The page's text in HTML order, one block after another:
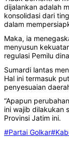
dijalankan adalah
konsolidasi dari
dalam
Maka, ia
menyusun
regulasi Pemilu
Sumardi lantas
Hal ini termasuk
penyesuaian
“Apapun
ini wajib dilakukan
Provinsi Jatim ini.
#Partai Golkar